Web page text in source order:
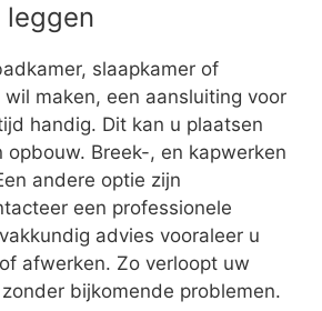
slaapkamer of
maken, een aansluiting voor
handig. Dit kan u plaatsen
opbouw. Breek-, en kapwerken
andere optie zijn
een professionele
advies vooraleer u
afwerken. Zo verloopt uw
bijkomende problemen.